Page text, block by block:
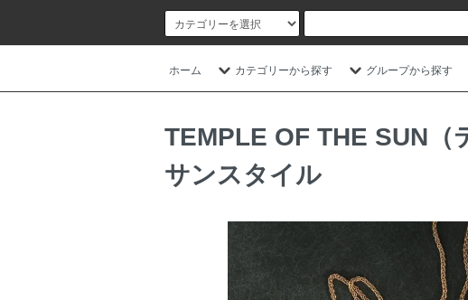
ホーム カテゴリーから探す グループから探す
TEMPLE OF THE SUN
サンスタイル